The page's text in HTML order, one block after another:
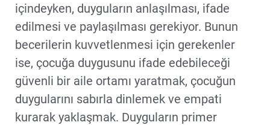
içindeyken, duyguların anlaşılması, ifade
edilmesi ve paylaşılması gerekiyor. Bunun
becerilerin kuvvetlenmesi için gerekenler
ise, çocuğa duygusunu ifade edebileceği
güvenli bir aile ortamı yaratmak, çocuğun
duygularını sabırla dinlemek ve empati
kurarak yaklaşmak. Duyguların primer